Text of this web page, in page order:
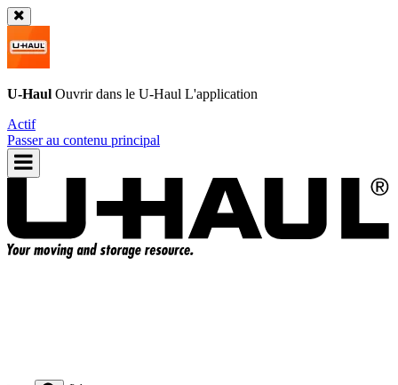
U-Haul Ouvrir dans le U-Haul L'application
Actif
Passer au contenu principal